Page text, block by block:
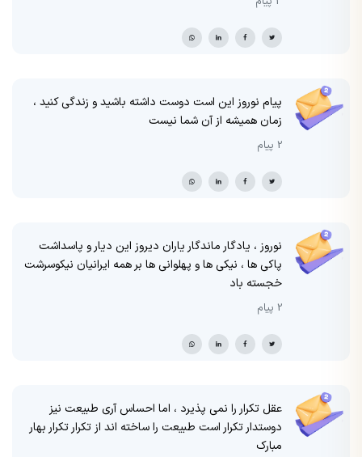
پیام نوروز این است دوست داشته باشید و زندگی کنید ،
زمان همیشه از آن شما نیست
2 پیام
نوروز ، یادگار ماندگار یاران دیروز این دیار و پاسداشت
پاکی ها ، نیکی ها و پهلوانی ها بر همه ایرانیان نیکوسرشت
خجسته باد
2 پیام
عقل تکرار را نمی پذیرد ، اما احساس آری طبیعت نیز
دوستدار تکرار است طبیعت را ساخته اند از تکرار تکرار بهار
مبارک